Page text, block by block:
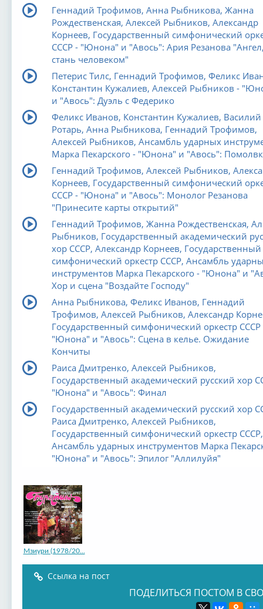
Геннадий Трофимов, Анна Рыбникова, Жанна
Рождественская, Алексей Рыбников, Александр
Корнеев, Государственный симфонический
СССР - "Юнона" и "Авось": Ария Резанова
стань человеком"
Петерис Тилс, Геннадий Трофимов, Феликс
Константин Кужалиев, Алексей Рыбников -
и "Авось": Дуэль с Федерико
Феликс Иванов, Константин Кужалиев, Василий
Ротарь, Анна Рыбникова, Геннадий Трофимов,
Алексей Рыбников, Ансамбль ударных
Марка Пекарского - "Юнона" и "Авось":
Геннадий Трофимов, Алексей Рыбников,
Корнеев, Государственный симфонический
СССР - "Юнона" и "Авось": Монолог Резанова
"Принесите карты открытий"
Геннадий Трофимов, Жанна Рождественская,
Рыбников, Государственный академический
хор СССР, Александр Корнеев, Государственный
симфонический оркестр СССР, Ансамбль
инструментов Марка Пекарского - "Юнона" и
Хор и сцена "Воздайте Господу"
Анна Рыбникова, Феликс Иванов, Геннадий
Трофимов, Алексей Рыбников, Александр
Государственный симфонический оркестр СССР
"Юнона" и "Авось": Сцена в келье. Ожидание
Кончиты
Раиса Дмитренко, Алексей Рыбников,
Государственный академический русский хор
"Юнона" и "Авось": Финал
Государственный академический русский хор
Раиса Дмитренко, Алексей Рыбников,
Государственный симфонический оркестр СССР,
Ансамбль ударных инструментов Марка
"Юнона" и "Авось": Эпилог "Аллилуйя"
Мзиури (1978/20...
Ссылка на пост
ПОДЕЛИТЬСЯ ПОСТОМ В